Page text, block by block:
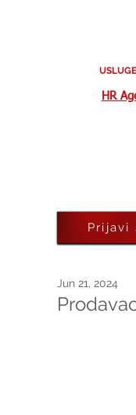
USLUGE
HR
Jun 21, 2024
Prijavi